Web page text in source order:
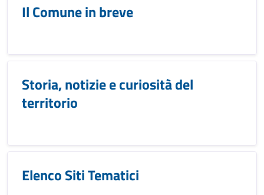
Il Comune in breve
Storia, notizie e curiosità del
territorio
Elenco Siti Tematici